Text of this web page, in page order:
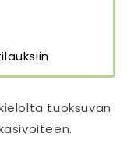
tuoksuvan